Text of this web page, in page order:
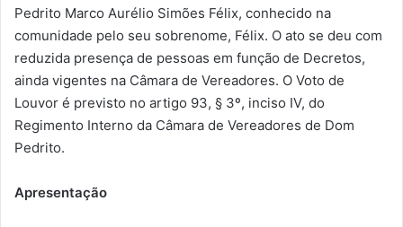
Pedrito Marco Aurélio Simões Félix, conhecido na
comunidade pelo seu sobrenome, Félix. O ato se deu com
reduzida presença de pessoas em função de Decretos,
ainda vigentes na Câmara de Vereadores. O Voto de
Louvor é previsto no artigo 93, § 3º, inciso IV, do
Regimento Interno da Câmara de Vereadores de Dom
Pedrito.
Apresentação